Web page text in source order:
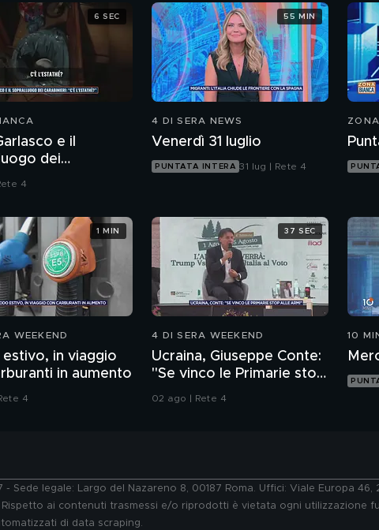
e il
dei
4
6 SEC
4 DI SERA NEWS
Venerdì 31 luglio
PUNTATA INTERA 31 lug | Rete 4
55 MIN
WEEKEND
estivo, in viaggio
in aumento
4
1 MIN
4 DI SERA WEEKEND
Ucraina, Giuseppe Conte:
"Se vinco le Primarie stop
alle armi"
02 ago | Rete 4
37 SEC
10
Sede legale: Largo del Nazareno 8, 00187 Roma. Uffici: Viale Europa
ai contenuti trasmessi e/o riprodotti è vietata ogni utilizzazione
di data scraping.